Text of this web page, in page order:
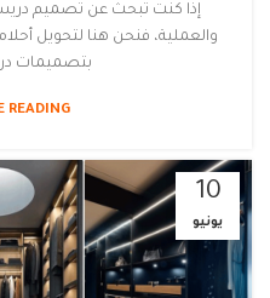
إذا كنت تبحث عن تصميم
والعملية، فنحن هنا لتحويل
بتصميمات
READING
10
يونيو